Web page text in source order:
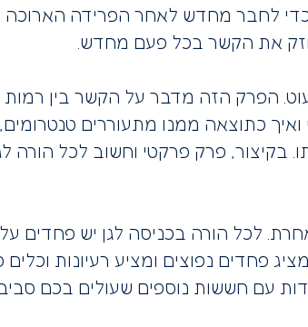
לחבר מחדש לאחר הפרידה
את הקשר בכל פעם מחדש.
הפרק הזה מדבר על הקשר בין
כתוצאה ממנו מתעוררים
בקיצור, פרק פרקטי וחשוב לכל הורה
לכל הורה בכניסה לגן יש פחדים
פחדים נפוצים ומציע רעיונות
עם חששות נוספים שעולים בכם